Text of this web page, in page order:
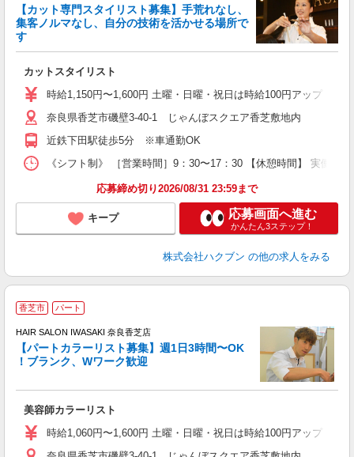
【カット専門スタイリスト募集】手荒れなし、
集客ノルマなし、自分の技術を活かせる場所で
す
カットスタイリスト
時給1,150円〜1,600円 土曜・日曜・祝日は時給100円アップ ※資
奈良県香芝市磯壁3-40-1 じゃんぼスクエア香芝敷地内
近鉄下田駅徒歩5分 ※車通勤OK
《シフト制》 ［営業時間］9：30〜17：30 【休憩時間】 実働6
応募締め切り2026/08/31 23:59まで
キープ 応募画面へ進む
かんたん3ステップ！
株式会社ハクブン の他の求人をみる
香芝市 パート
HAIR SALON IWASAKI 奈良香芝店
【パートカラーリスト募集】週1日3時間〜OK
！ブランク、Wワーク歓迎
美容師カラーリスト
時給1,060円〜1,600円 土曜・日曜・祝日は時給100円アップ ※資